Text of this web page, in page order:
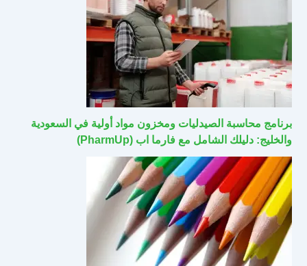
برنامج محاسبة الصيدليات ومخزون مواد أولية في السعودية
والخليج: دليلك الشامل مع فارما اب (PharmUp)